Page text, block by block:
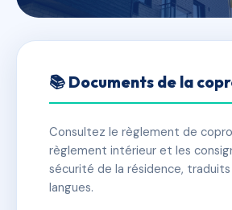
LE MILLENIUM
✓ Immatriculée 🏠 14 lots 🏗 1
📞 Contacter Syndic Digital
📚 Documents de la
Consultez le règlement de
règlement intérieur et les
sécurité de la résidence, traduits
langues.